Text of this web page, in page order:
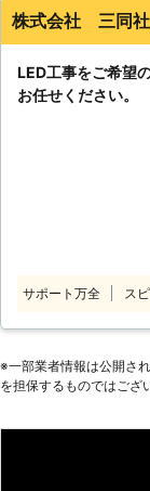
株式会社 三同社
LED工事をご希望
お任せください。
サポート万全 ス
※⼀部業者情報は公開さ
を担保するものではござ